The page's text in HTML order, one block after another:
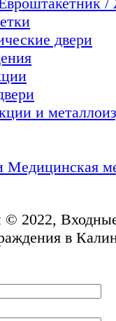
двери
и
Медицинская
2022,
в